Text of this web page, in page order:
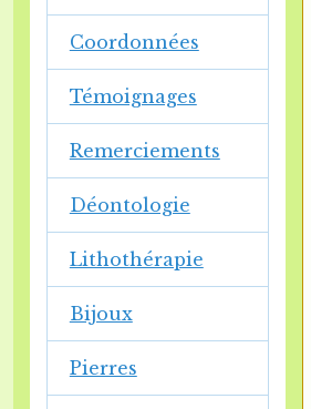
Coordonnées
Témoignages
Remerciements
Déontologie
Lithothérapie
Bijoux
Pierres